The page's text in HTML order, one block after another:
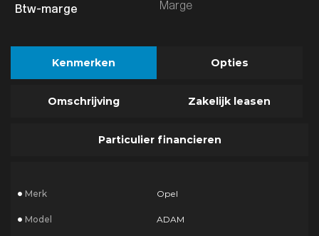
Marge
Kenmerken Opties
Omschrijving Zakelijk leasen
Particulier financieren
Merk Opel
Model ADAM